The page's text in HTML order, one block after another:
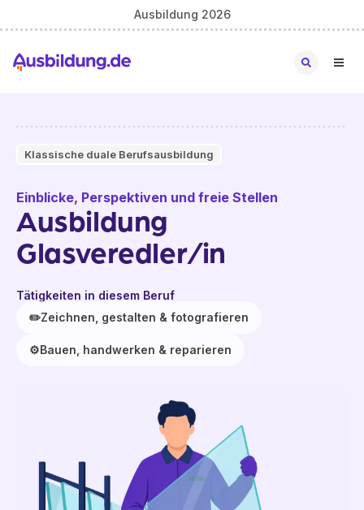
Ausbildung 2026
Klassische duale Berufsausbildung
Einblicke, Perspektiven und freie Stellen
Ausbildung
Glasveredler/in
Tätigkeiten in diesem Beruf
✏️Zeichnen, gestalten & fotografieren
⚙️Bauen, handwerken & reparieren